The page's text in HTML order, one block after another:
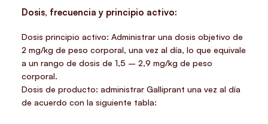
Dosis, frecuencia y principio activo:
Dosis principio activo: Administrar una dosis objetivo de
2 mg/kg de peso corporal, una vez al día, lo que equivale
a un rango de dosis de 1,5 – 2,9 mg/kg de peso
corporal.
Dosis de producto: administrar Galliprant una vez al día
de acuerdo con la siguiente tabla: